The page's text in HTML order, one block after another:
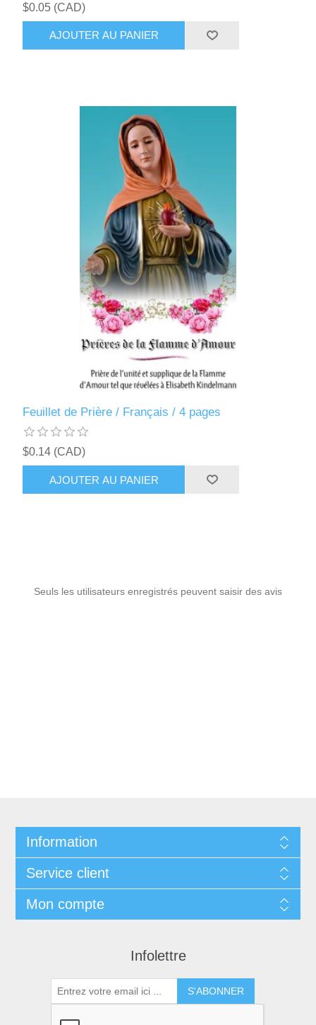
$0.05 (CAD)
AJOUTER AU PANIER
Feuillet de Prière / Français / 4 pages
$0.14 (CAD)
AJOUTER AU PANIER
Seuls les utilisateurs enregistrés peuvent saisir des avis
Information
Service client
Mon compte
Infolettre
S'ABONNER